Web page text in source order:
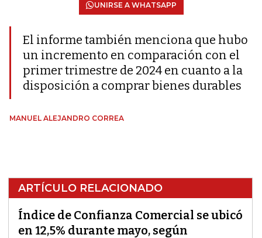
UNIRSE A WHATSAPP
El informe también menciona que hubo
un incremento en comparación con el
primer trimestre de 2024 en cuanto a la
disposición a comprar bienes durables
MANUEL ALEJANDRO CORREA
ARTÍCULO RELACIONADO
Índice de Confianza Comercial se ubicó
en 12,5% durante mayo, según